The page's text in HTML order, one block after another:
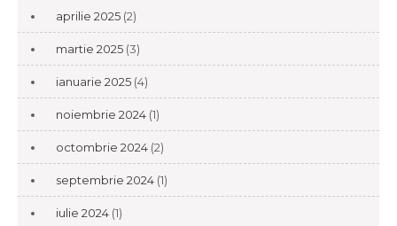
aprilie 2025 (2)
martie 2025 (3)
ianuarie 2025 (4)
noiembrie 2024 (1)
octombrie 2024 (2)
septembrie 2024 (1)
iulie 2024 (1)